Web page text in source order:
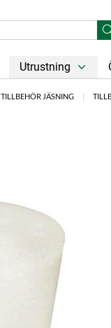
Utrustning
TILLBEHÖR JÄSNING